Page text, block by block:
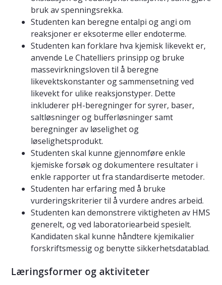
bruk av spenningsrekka.
Studenten kan beregne entalpi og angi om
reaksjoner er eksoterme eller endoterme.
Studenten kan forklare hva kjemisk likevekt er,
anvende Le Chatelliers prinsipp og bruke
massevirkningsloven til å beregne
likevektskonstanter og sammensetning ved
likevekt for ulike reaksjonstyper. Dette
inkluderer pH-beregninger for syrer, baser,
saltløsninger og bufferløsninger samt
beregninger av løselighet og
løselighetsprodukt.
Studenten skal kunne gjennomføre enkle
kjemiske forsøk og dokumentere resultater i
enkle rapporter ut fra standardiserte metoder.
Studenten har erfaring med å bruke
vurderingskriterier til å vurdere andres arbeid.
Studenten kan demonstrere viktigheten av HMS
generelt, og ved laboratoriearbeid spesielt.
Kandidaten skal kunne håndtere kjemikalier
forskriftsmessig og benytte sikkerhetsdatablad.
Læringsformer og aktiviteter